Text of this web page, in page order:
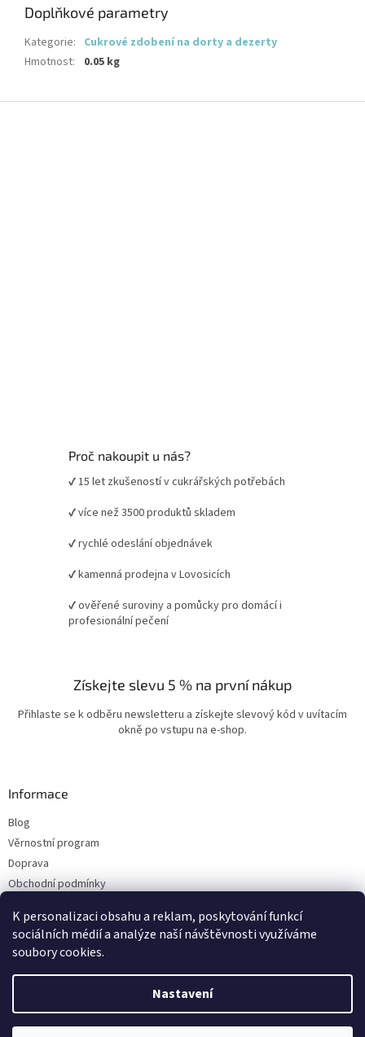
K personalizaci obsahu a reklam, poskytování funkcí
sociálních médií a analýze naší návštěvnosti využíváme
soubory cookies.
Nastavení
Doplňkové parametry
Kategorie: Cukrové zdobení na dorty a dezerty
Hmotnost: 0.05 kg
Proč nakoupit u nás?
✔ 15 let zkušeností v cukrářských potřebách
✔ více než 3500 produktů skladem
✔ rychlé odeslání objednávek
✔ kamenná prodejna v Lovosicích
✔ ověřené suroviny a pomůcky pro domácí i
profesionální pečení
Získejte slevu 5 % na první nákup
Přihlaste se k odběru newsletteru a získejte slevový kód v uvítacím
okně po vstupu na e-shop.
Informace
Blog
Věrnostní program
Doprava
Obchodní podmínky
Kontakty
Vytvořil Shoptet